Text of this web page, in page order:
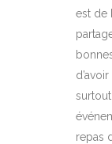
est de
repas